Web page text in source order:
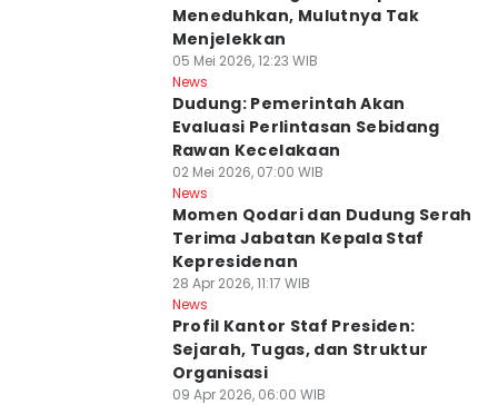
Meneduhkan, Mulutnya Tak
Menjelekkan
05 Mei 2026, 12:23 WIB
News
Dudung: Pemerintah Akan
Evaluasi Perlintasan Sebidang
Rawan Kecelakaan
02 Mei 2026, 07:00 WIB
News
Momen Qodari dan Dudung Serah
Terima Jabatan Kepala Staf
Kepresidenan
28 Apr 2026, 11:17 WIB
News
Profil Kantor Staf Presiden:
Sejarah, Tugas, dan Struktur
Organisasi
09 Apr 2026, 06:00 WIB